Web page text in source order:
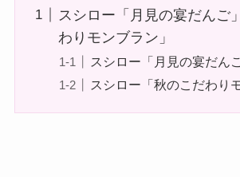
スシロー「月見の宴だんご
わりモンブラン」
スシロー「月見の宴だんご
スシロー「秋のこだわり